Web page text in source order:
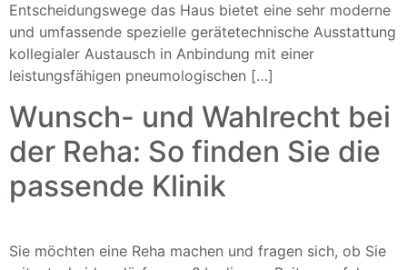
Entscheidungswege das Haus bietet eine sehr moderne
und umfassende spezielle gerätetechnische Ausstattung
kollegialer Austausch in Anbindung mit einer
leistungsfähigen pneumologischen […]
Wunsch- und Wahlrecht bei
der Reha: So finden Sie die
passende Klinik
Sie möchten eine Reha machen und fragen sich, ob Sie